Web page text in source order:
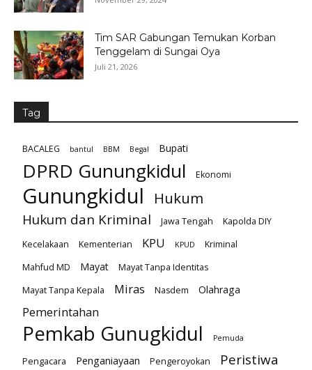
Tim SAR Gabungan Temukan Korban
Tenggelam di Sungai Oya
Juli 21, 2026
Tag
BACALEG bantul BBM Begal Bupati
DPRD Gunungkidul Ekonomi
Gunungkidul Hukum
Hukum dan Kriminal Jawa Tengah
Kapolda DIY
Kecelakaan
Kementerian KPU KPUD
Kriminal
Mahfud MD
Mayat
Mayat Tanpa Identitas
Mayat Tanpa Kepala
Miras Nasdem Olahraga
Pemerintahan
Pemkab Gunugkidul Pemuda
Pengacara Penganiayaan Pengeroyokan Peristiwa